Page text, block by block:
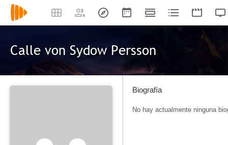
Calle von Sydow Persson
Biografía
No hay actualmente ninguna